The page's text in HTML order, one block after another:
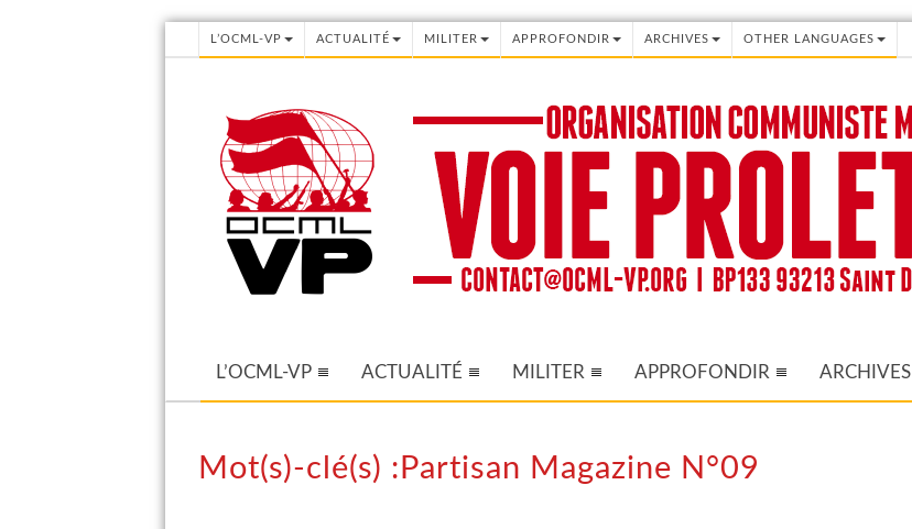
L’OCML-VP ACTUALITÉ MILITER APPROFONDIR ARCHIVES OTHER LANGUAGES
L’OCML-VP ACTUALITÉ MILITER APPROFONDIR ARCHIVES
Mot(s)-clé(s) :Partisan Magazine N°09